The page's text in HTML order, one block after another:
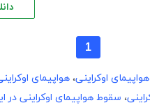
1
هواپیمای اوکراینی، هواپیمای
، سقوط هواپیمای اوکراینی در